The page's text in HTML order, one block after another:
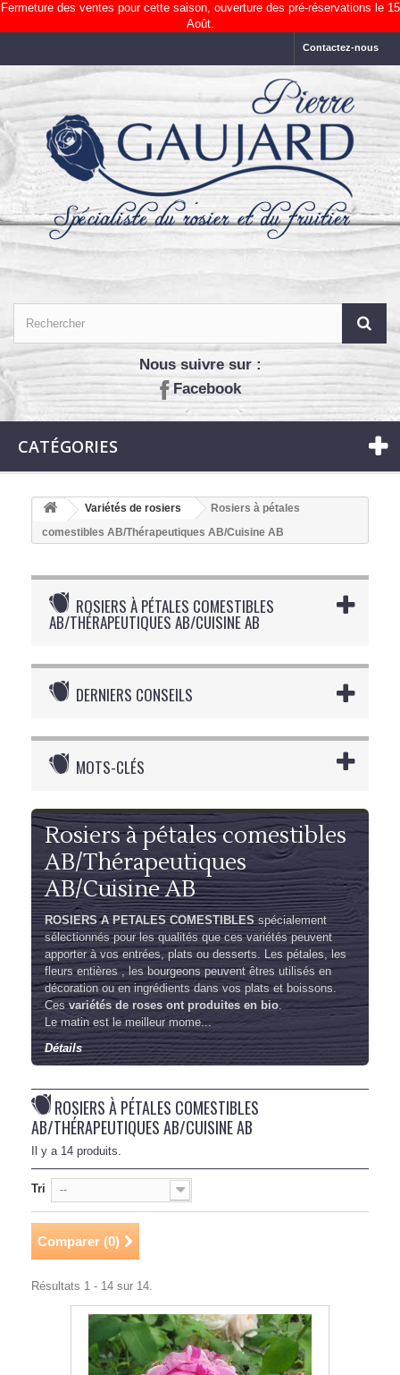
Fermeture des ventes pour cette saison, ouverture des pré-réservations le 15
Août.
Contactez-nous
Nous suivre sur :
Facebook
CATÉGORIES
Variétés de rosiers
Rosiers à pétales
comestibles AB/Thérapeutiques AB/Cuisine AB
ROSIERS À PÉTALES COMESTIBLES
AB/THÉRAPEUTIQUES AB/CUISINE AB
DERNIERS CONSEILS
MOTS-CLÉS
Rosiers à pétales comestibles
AB/Thérapeutiques
AB/Cuisine AB
ROSIERS A PETALES COMESTIBLESspécialement
sélectionnés pour les qualités que ces variétés peuvent
apporter à vos entrées, plats ou desserts. Les pétales, les
fleurs entières , les bourgeons peuvent êtres utilisés en
décoration ou en ingrédients dans vos plats et boissons.
Cesvariétés de roses ont produites en bio.
Le matin est le meilleur mome...
Détails
ROSIERS À PÉTALES COMESTIBLES
AB/THÉRAPEUTIQUES AB/CUISINE AB
Il y a 14 produits.
Tri --
Comparer (0)
Résultats 1 - 14 sur 14.